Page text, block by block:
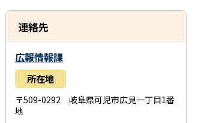
連絡先
広報情報課
所在地
〒509-0292 岐阜県可児市広見一丁目1番
地